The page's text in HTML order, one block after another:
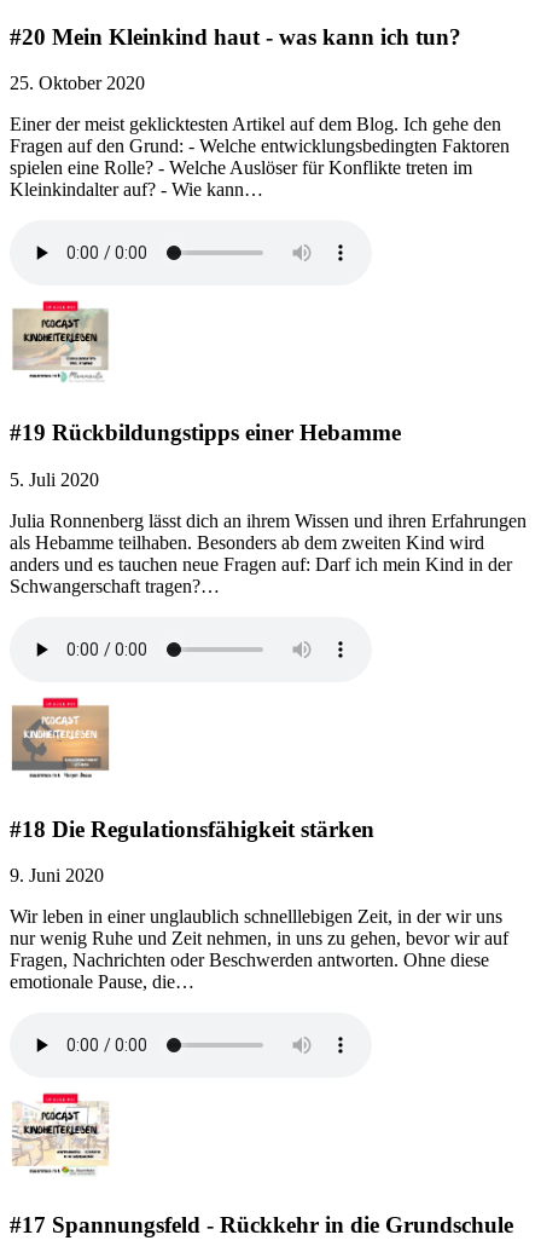
#20 Mein Kleinkind haut - was kann ich tun?
25. Oktober 2020
Einer der meist geklicktesten Artikel auf dem Blog. Ich gehe den
Fragen auf den Grund: - Welche entwicklungsbedingten Faktoren
spielen eine Rolle? - Welche Auslöser für Konflikte treten im
Kleinkindalter auf? - Wie kann…
#19 Rückbildungstipps einer Hebamme
5. Juli 2020
Julia Ronnenberg lässt dich an ihrem Wissen und ihren Erfahrungen
als Hebamme teilhaben. Besonders ab dem zweiten Kind wird
anders und es tauchen neue Fragen auf: Darf ich mein Kind in der
Schwangerschaft tragen?…
#18 Die Regulationsfähigkeit stärken
9. Juni 2020
Wir leben in einer unglaublich schnelllebigen Zeit, in der wir uns
nur wenig Ruhe und Zeit nehmen, in uns zu gehen, bevor wir auf
Fragen, Nachrichten oder Beschwerden antworten. Ohne diese
emotionale Pause, die…
#17 Spannungsfeld - Rückkehr in die Grundschule